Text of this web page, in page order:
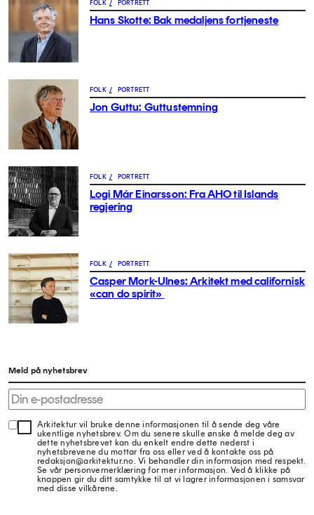
FOLK / PORTRETT
Hans Skotte: Bak medaljens fortjeneste
FOLK / PORTRETT
Jon Guttu: Guttustemning
FOLK / PORTRETT
Logi Már Einarsson: Fra AHO til Islands
regjering
FOLK / PORTRETT
Casper Mork-Ulnes: Arkitekt med californisk
«can do spirit»
Meld på nyhetsbrev
Arkitektur vil bruke denne informasjonen til å sende deg våre
ukentlige nyhetsbrev. Om du senere skulle ønske å melde deg av
dette nyhetsbrevet kan du enkelt endre dette nederst i
nyhetsbrevene du mottar fra oss eller ved å kontakte oss på
redaksjon@arkitektur.no. Vi behandler din informasjon med respekt.
Se vår personvernerklæring for mer informasjon. Ved å klikke på
knappen gir du ditt samtykke til at vi lagrer informasjonen i samsvar
med disse vilkårene.